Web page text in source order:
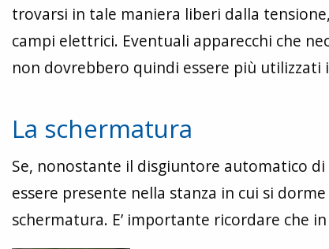
trovarsi in tale maniera liberi dalla
campi elettrici. Eventuali apparecchi che
non dovrebbero quindi essere più utilizzati
La schermatura
Se, nonostante il disgiuntore automatico
essere presente nella stanza in cui si
schermatura. E’ importante ricordare che